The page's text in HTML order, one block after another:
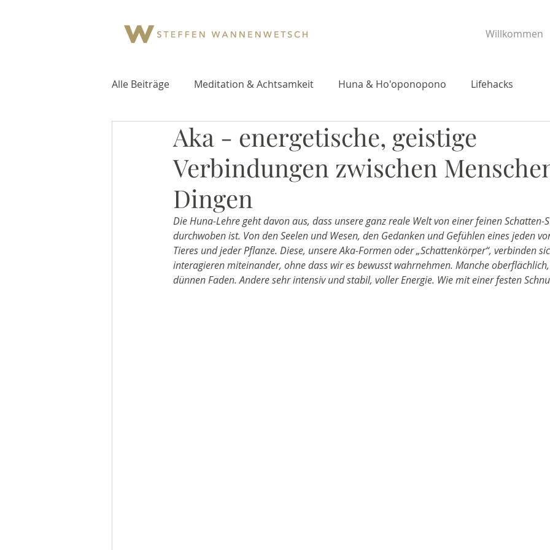
Willkommen
Alle Beiträge Meditation & Achtsamkeit Huna & Ho'oponopono Lifehacks
Aka - energetische, geistige
Verbindungen zwischen
Dingen
Die Huna-Lehre geht davon aus, dass unsere ganz reale Welt von einer feinen Schatten-
durchwoben ist. Von den Seelen und Wesen, den Gedanken und Gefühlen eines jeden
Tieres und jeder Pflanze. Diese, unsere Aka-Formen oder „Schattenkörper“, verbinden
interagieren miteinander, ohne dass wir es bewusst wahrnehmen. Manche
dünnen Faden. Andere sehr intensiv und stabil, voller Energie. Wie mit einer festen